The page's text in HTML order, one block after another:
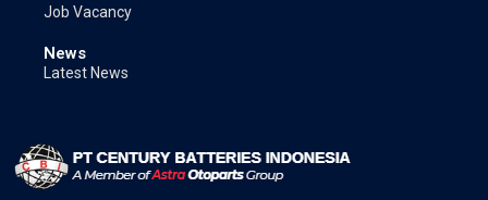
Job Vacancy
News
Latest News